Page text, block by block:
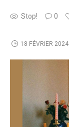
Stop! 0
18 FÉVRIER 2024